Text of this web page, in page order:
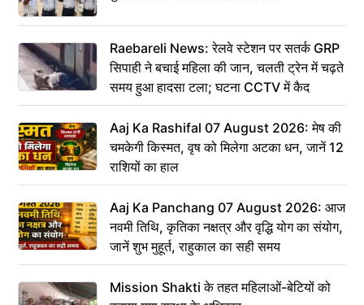
Raebareli News: रेलवे स्टेशन पर सतर्क GRP
सिपाही ने बचाई महिला की जान, चलती ट्रेन में चढ़ते
समय हुआ हादसा टला; घटना CCTV में कैद
Aaj Ka Rashifal 07 August 2026: मेष की
चमकेगी किस्मत, वृष को मिलेगा अटका धन, जानें 12
राशियों का हाल
Aaj Ka Panchang 07 August 2026: आज
नवमी तिथि, कृतिका नक्षत्र और वृद्धि योग का संयोग,
जानें शुभ मुहूर्त, राहुकाल का सही समय
Mission Shakti के तहत महिलाओं-बेटियों को